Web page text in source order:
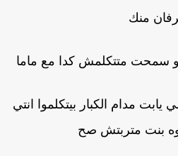
منك
متتكلمش كدا مع ماما
مدام الكبار بيتكلموا انتي
بنت متربتش صح